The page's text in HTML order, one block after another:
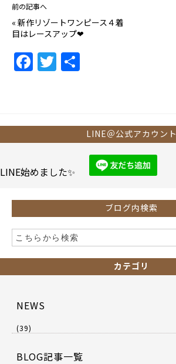
前の記事へ
« 新作リゾートワンピース４着
目はレースアップ❤
F
a
b
o
k
T
w
LINE＠公式アカウント
LINE始めました✨
ブログ内検索
カテゴリ
NEWS
(39)
BLOG記事一覧